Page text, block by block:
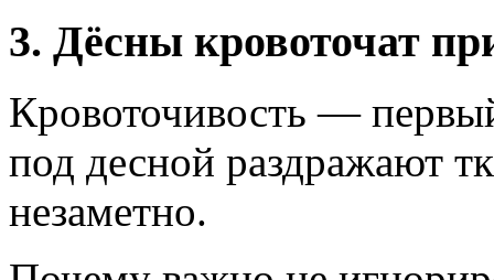
3. Дёсны кровоточат
Кровоточивость —
под десной раздражают
незаметно.